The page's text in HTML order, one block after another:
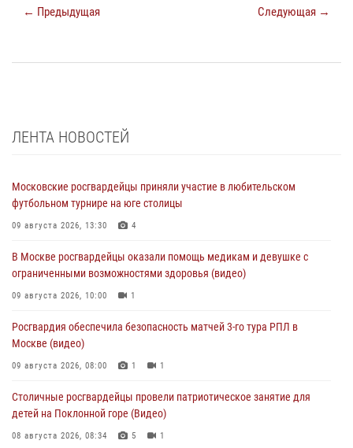
← Предыдущая Следующая →
ЛЕНТА НОВОСТЕЙ
Московские росгвардейцы приняли участие в любительском
футбольном турнире на юге столицы
09 августа 2026, 13:30 4
В Москве росгвардейцы оказали помощь медикам и девушке с
ограниченными возможностями здоровья (видео)
09 августа 2026, 10:00 1
Росгвардия обеспечила безопасность матчей 3-го тура РПЛ в
Москве (видео)
09 августа 2026, 08:00 1 1
Столичные росгвардейцы провели патриотическое занятие для
детей на Поклонной горе (Видео)
08 августа 2026, 08:34 5 1